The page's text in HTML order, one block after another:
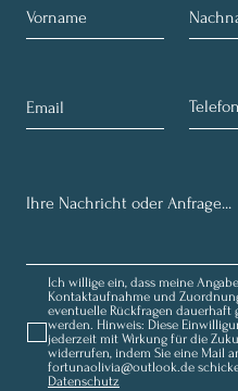
Ich willige ein, dass meine
Kontaktaufnahme und
eventuelle Rückfragen dauerhaft
werden. Hinweis: Diese
jederzeit mit Wirkung für die
widerrufen, indem Sie eine Mail
fortunaolivia@outlook.de
Datenschutz